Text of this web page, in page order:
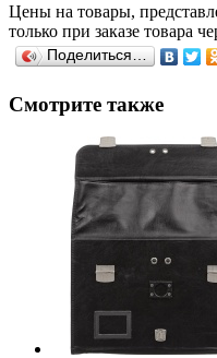
Цены на товары,
только при заказе товара
Поделиться…
Смотрите также